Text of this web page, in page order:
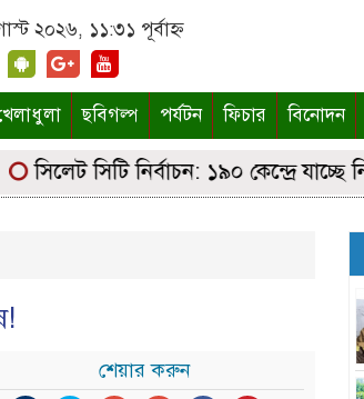
২০২৬, ১১:৩১ পূর্বাহ্ন
ছবিগল্প পর্যটন ফিচার বিনোদন
সিলেট সিটি নির্বাচন: ১৯০ কেন্দ্রে যাচ্ছে
শেয়ার করুন